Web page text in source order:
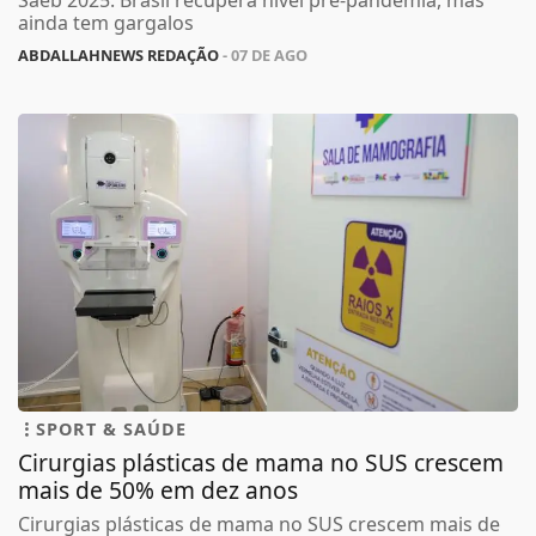
ainda tem gargalos
ABDALLAHNEWS REDAÇÃO- 07 DE AGO
SPORT & SAÚDE
Cirurgias plásticas de mama no SUS crescem
mais de 50% em dez anos
Cirurgias plásticas de mama no SUS crescem mais de